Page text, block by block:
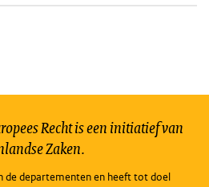
Recht is een initiatief van
Zaken.
de departementen en heeft tot doel